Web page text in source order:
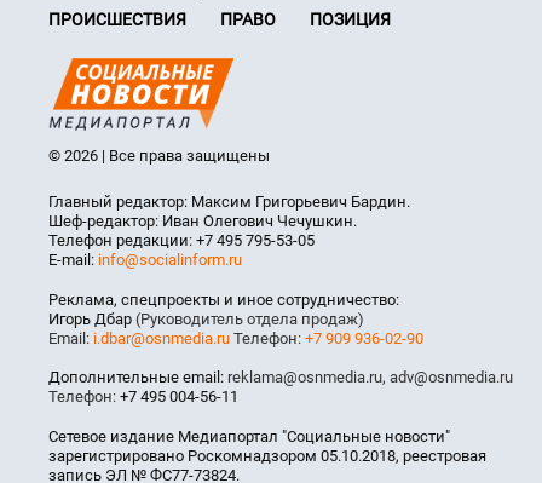
ПРОИСШЕСТВИЯ
ПРАВО ПОЗИЦИЯ
© 2026 | Все права защищены
Главный редактор: Максим Григорьевич Бардин.
Шеф-редактор: Иван Олегович Чечушкин.
Телефон редакции: +7 495 795-53-05
E-mail: info@socialinform.ru
Реклама, спецпроекты и иное сотрудничество:
Игорь Дбар (Руководитель отдела продаж)
Email: i.dbar@osnmedia.ru Телефон: +7 909 936-02-90
Дополнительные email: reklama@osnmedia.ru, adv@osnmedia.ru
Телефон: +7 495 004-56-11
Сетевое издание Медиапортал "Социальные новости"
зарегистрировано Роскомнадзором 05.10.2018, реестровая
запись ЭЛ № ФС77-73824.